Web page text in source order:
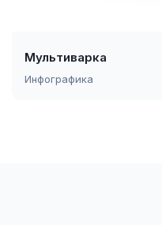
Мультиварка
Инфографика